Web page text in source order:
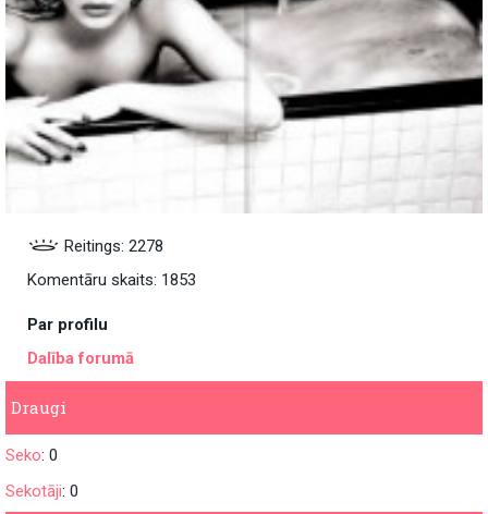
Reitings: 2278
Komentāru skaits: 1853
Par profilu
Dalība forumā
Draugi
Seko: 0
Sekotāji: 0